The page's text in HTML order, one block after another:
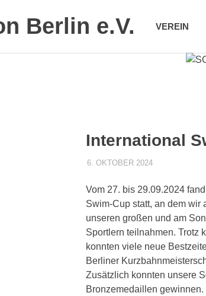
Berlin e.V. VEREIN
International
6. OKTOBER 2024
Vom 27. bis 29.09.2024
Swim-Cup statt, an dem wir
unseren großen und am
Sportlern teilnahmen. Trotz
konnten viele neue
Berliner
Zusätzlich konnten unsere
Bronzemedaillen gewinnen.